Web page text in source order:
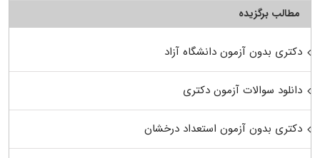
مطالب برگزیده
دکتری بدون آزمون دانشگاه آزاد
دانلود سوالات آزمون دکتری
دکتری بدون آزمون استعداد درخشان